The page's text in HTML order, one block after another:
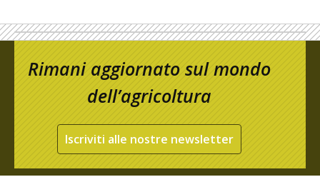
Rimani aggiornato sul mondo
dell’agricoltura
Iscriviti alle nostre newsletter